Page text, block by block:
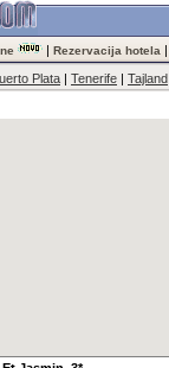
| Rezervacija hotela |
Plata | Tenerife | Tajland